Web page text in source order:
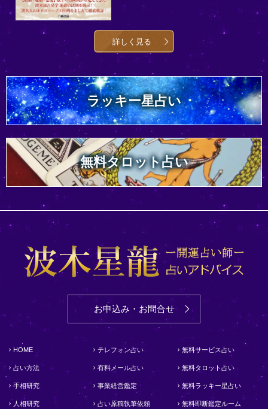
詳しく見る
ラッキー星占い
無料タロット占い
お申込み・お問合せ
HOME
占い方法
手相研究
人相研究
テレフォン占い
有料メール占い
事業経営鑑定
占い原稿執筆依頼
無料サービス占い
無料タロット占い
無料ラッキー星占い
無料即断鑑定ルーム